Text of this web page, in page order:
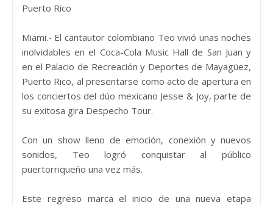
Puerto Rico
Miami.- El cantautor colombiano Teo vivió unas noches
inolvidables en el Coca-Cola Music Hall de San Juan y
en el Palacio de Recreación y Deportes de Mayagüez,
Puerto Rico, al presentarse como acto de apertura en
los conciertos del dúo mexicano Jesse & Joy, parte de
su exitosa gira Despecho Tour.
Con un show lleno de emoción, conexión y nuevos
sonidos, Teo logró conquistar al público
puertorriqueño una vez más.
Este regreso marca el inicio de una nueva etapa